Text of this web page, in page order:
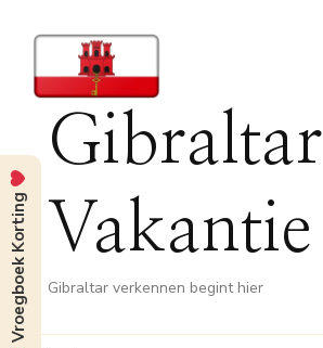
Gibraltar
Vakantie
Gibraltar verkennen begint hier
Vroegboek Korting